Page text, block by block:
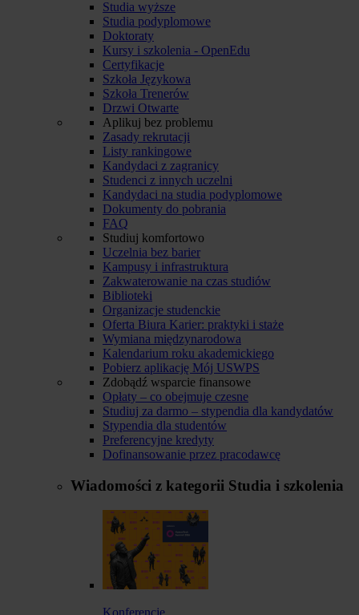
Studia wyższe
Studia podyplomowe
Doktoraty
Kursy i szkolenia - OpenEdu
Certyfikacje
Szkoła Językowa
Szkoła Trenerów
Drzwi Otwarte
Aplikuj bez problemu
Zasady rekrutacji
Listy rankingowe
Kandydaci z zagranicy
Studenci z innych uczelni
Kandydaci na studia podyplomowe
Dokumenty do pobrania
FAQ
Studiuj komfortowo
Uczelnia bez barier
Kampusy i infrastruktura
Zakwaterowanie na czas studiów
Biblioteki
Organizacje studenckie
Oferta Biura Karier: praktyki i staże
Wymiana międzynarodowa
Kalendarium roku akademickiego
Pobierz aplikację Mój USWPS
Zdobądź wsparcie finansowe
Opłaty – co obejmuje czesne
Studiuj za darmo – stypendia dla kandydatów
Stypendia dla studentów
Preferencyjne kredyty
Dofinansowanie przez pracodawcę
Wiadomości z kategorii Studia i szkolenia
Konferencje